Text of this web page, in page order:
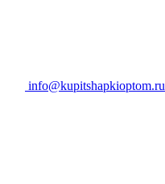
info@kupitshapkioptom.ru